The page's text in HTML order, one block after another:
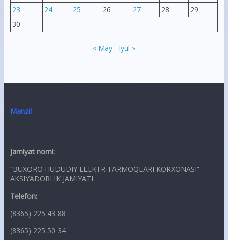
23
24 25 26 27 28
29
30
« May Iyul »
Manzil
Jamiyat nomi:
“BUXORO HUDUDIY ELEKTR TARMOQLARI KORXONASI”
AKSIYADORLIK JAMIYATI
Telefon:
(8365) 225 43 88
(8365) 225 50 34